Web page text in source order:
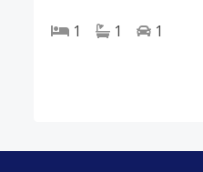
1
1 1